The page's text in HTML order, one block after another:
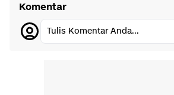
Komentar
Tulis Komentar Anda...